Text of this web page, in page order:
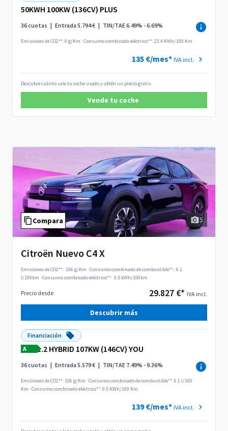
50KWH 100KW (136CV) PLUS
36 cuotas | Entrada 5.794 € | TIN/TAE 6.49% - 6.69%
Emisiones de CO2**: 0 g/Km ·Consumo combinado eléctrico**: 23.4 KWh/100 Km
135 €/mes* IVA incl.
Descubre cuánto vale tu coche usado y obtén un precio gratis.
Vende tu coche
Compara 5
Citroën Nuevo C4 X
Emisiones de CO2**: 106 g/Km ·Consumo combinado de combustible**: 6.1
l/100km ·Consumo combinado eléctrico**: 0.5 kWh/100km
Precio desde 29.827 €* IVA incl.
Descubrir más
Financiación
A
1.2 HYBRID 107KW (146CV) YOU
36 cuotas | Entrada 5.579 € | TIN/TAE 7.49% - 9.36%
Emisiones de CO2**: 106 g/Km ·Consumo combinado de combustible**: 6.1 l/100
Km ·Consumo combinado eléctrico**: 0.5 KWh/100 Km
139 €/mes* IVA incl.